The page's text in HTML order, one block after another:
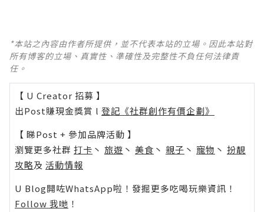
*本站之內容由作者所提供，並不代表本站的立場。因此本站對
所有博客的立場、真實性、準確性及完整性不負任何法律責
任。
【 U Creator 招募 】
出Post賺現金獎賞 l 登記《社群創作有價企劃》
【 睇Post + 參加品牌活動 】
瀏覽更多社群 打卡 丶 旅遊 丶 美食 丶 親子 丶 寵物 丶 扮靚
攻略及 活動情報
U Blog開咗WhatsApp啦！發掘更多吃喝玩樂資訊！
Follow 我哋 ！